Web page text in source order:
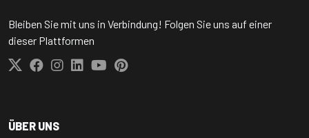
Bleiben Sie mit uns in Verbindung! Folgen Sie uns auf einer
dieser Plattformen
ÜBER UNS